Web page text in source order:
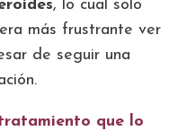
, lo cual solo
más frustrante ver
de seguir una
que lo